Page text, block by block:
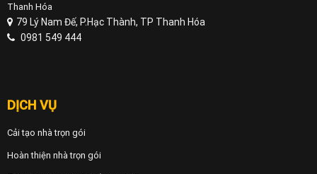
Thanh Hóa
79 Lý Nam Đế, P.Hạc Thành, TP Thanh Hóa
0981 549 444
DỊCH VỤ
Cải tạo nhà trọn gói
Hoàn thiện nhà trọn gói